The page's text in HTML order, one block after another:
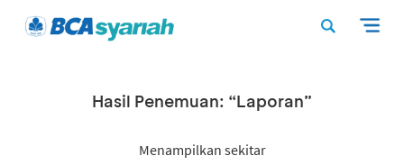
Hasil Penemuan: “Laporan”
Menampilkan sekitar